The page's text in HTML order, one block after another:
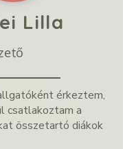
Lilla
érkeztem,
csatlakoztam a
összetartó diákok